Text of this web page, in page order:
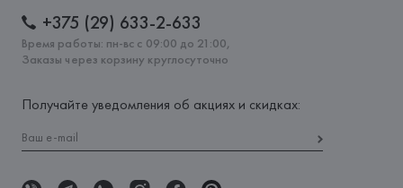
+375 (29) 633-2-633
Время работы: пн-вс с 09:00 до 21:00,
Заказы через корзину круглосуточно
Получайте уведомления об акциях и скидках: